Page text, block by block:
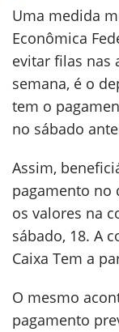
Uma medida
Econômica
evitar filas nas
semana, é o
tem o
no sábado
Assim,
pagamento no
os valores na
sábado, 18. A
Caixa Tem a
O mesmo
pagamento